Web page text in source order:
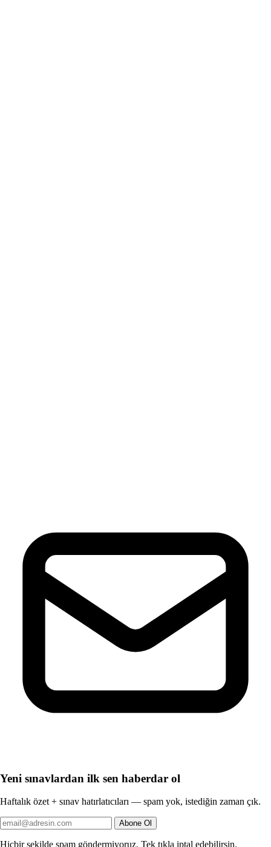
Yeni sınavlardan ilk sen haberdar ol
Haftalık özet + sınav hatırlatıcıları — spam yok, istediğin zaman çık.
Abone Ol
Hiçbir şekilde spam göndermiyoruz. Tek tıkla iptal edebilirsin.